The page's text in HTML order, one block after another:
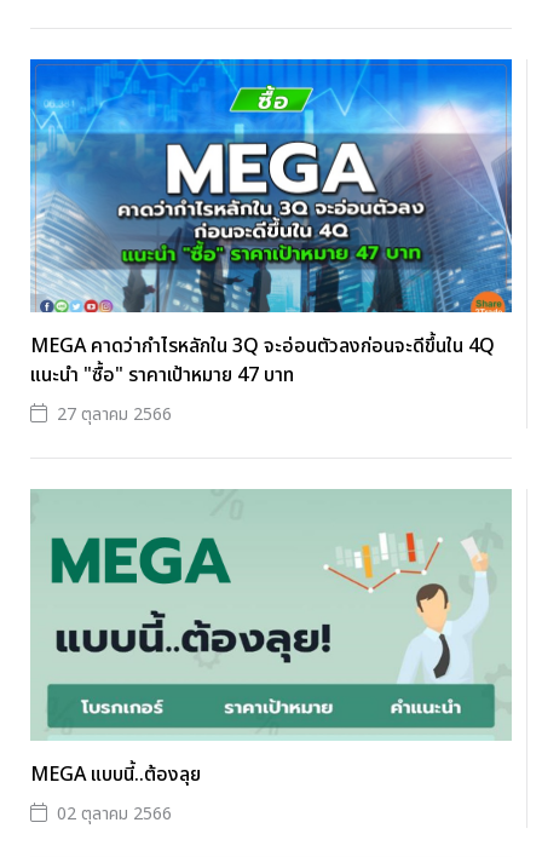
MEGA คาดว่ากำไรหลักใน 3Q จะอ่อนตัวลงก่อนจะดีขึ้นใน 4Q
แนะนำ "ซื้อ" ราคาเป้าหมาย 47 บาท
27 ตุลาคม 2566
MEGA แบบนี้..ต้องลุย
02 ตุลาคม 2566